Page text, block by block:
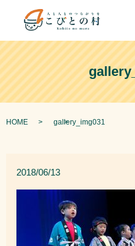
HOME gallery_img031
2018/06/13